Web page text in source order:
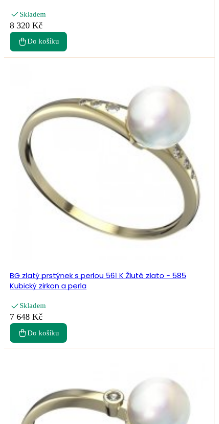
Skladem
8 320 Kč
Do košíku
BG zlatý prstýnek s perlou 561 K Žluté zlato - 585
Kubický zirkon a perla
Skladem
7 648 Kč
Do košíku